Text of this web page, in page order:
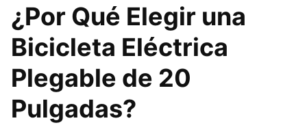
¿Por Qué Elegir una
Bicicleta Eléctrica
Plegable de 20
Pulgadas?